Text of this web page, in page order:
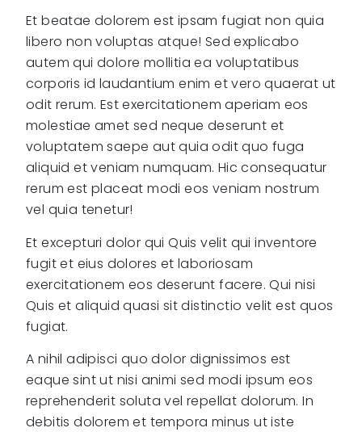
Et beatae dolorem est ipsam fugiat non quia
libero non voluptas atque! Sed explicabo
autem qui dolore mollitia ea voluptatibus
corporis id laudantium enim et vero quaerat ut
odit rerum. Est exercitationem aperiam eos
molestiae amet sed neque deserunt et
voluptatem saepe aut quia odit quo fuga
aliquid et veniam numquam. Hic consequatur
rerum est placeat modi eos veniam nostrum
vel quia tenetur!
Et excepturi dolor qui Quis velit qui inventore
fugit et eius dolores et laboriosam
exercitationem eos deserunt facere. Qui nisi
Quis et aliquid quasi sit distinctio velit est quos
fugiat.
A nihil adipisci quo dolor dignissimos est
eaque sint ut nisi animi sed modi ipsum eos
reprehenderit soluta vel repellat dolorum. In
debitis dolorem et tempora minus ut iste